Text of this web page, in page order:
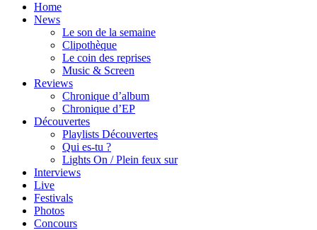
Home
News
Le son de la semaine
Clipothèque
Le coin des reprises
Music & Screen
Reviews
Chronique d’album
Chronique d’EP
Découvertes
Playlists Découvertes
Qui es-tu ?
Lights On / Plein feux sur
Interviews
Live
Festivals
Photos
Concours